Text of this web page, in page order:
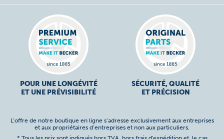
POUR UNE LONGÉVITÉ
ET UNE PRÉVISIBILITÉ
SÉCURITÉ, QUALITÉ
ET PRÉCISION
L’offre de notre boutique en ligne s’adresse exclusivement aux entreprises
et aux propriétaires d’entreprises et non aux particuliers.